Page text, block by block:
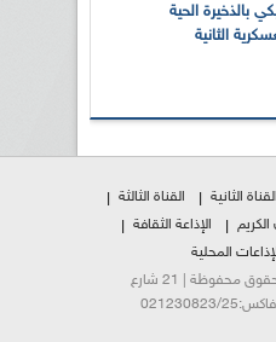
بالذخيرة الحية
الثانية
القناة الثانية
القناة الثالثة
الكريم
الإذاعة الثقافة
المحلية
© 2026 الإذاعة الجزائرية. كل الحقوق محفوظة | 21 شارع